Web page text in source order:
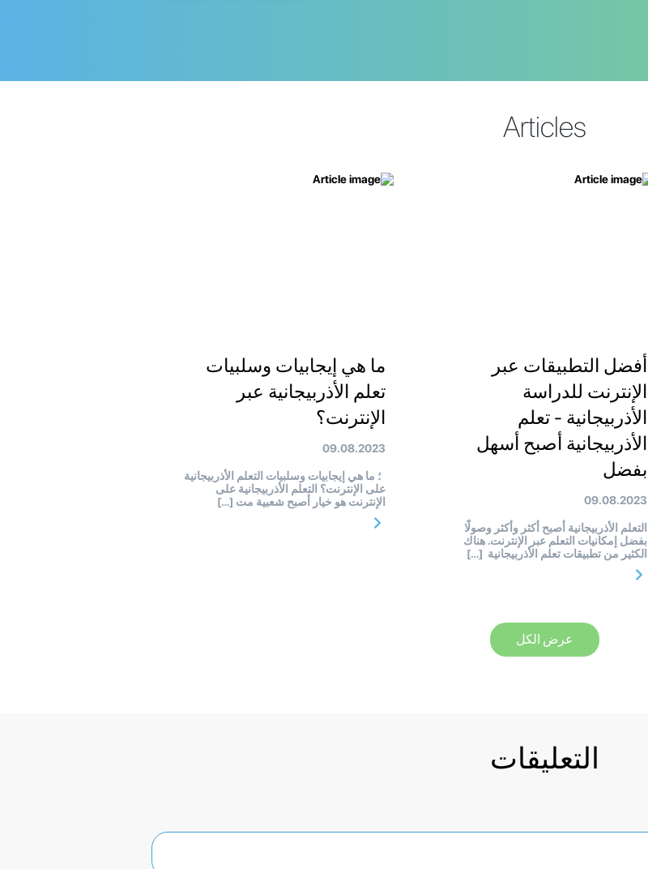
Articles
أفضل التطبيقات عبر
الإنترنت للدراسة
الأذربيجانية - تعلم
الأذربيجانية أصبح أسهل
بفضل
09.08.2023
التعلم الأذربيجانية أصبح أكثر وأكثر وصولًا
بفضل إمكانيات التعلم عبر الإنترنت. هناك
الكثير من تطبيقات تعلم الأذربيجانية […]
ما هي إيجابيات وسلبيات
تعلم الأذربيجانية عبر
الإنترنت؟
09.08.2023
؛ ما هي إيجابيات وسلبيات التعلم الأذربيجانية
على الإنترنت؟ التعلم الأذربيجانية على
الإنترنت هو خيار أصبح شعبية مت […]
عرض الكل
التعليقات